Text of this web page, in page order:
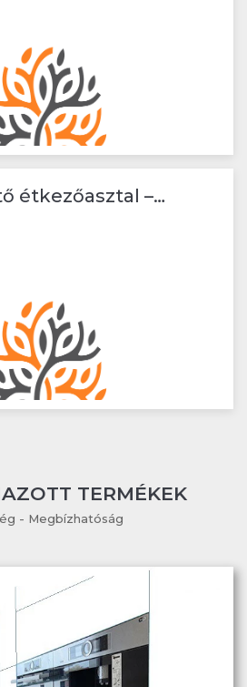
étkezőasztal –
TERMÉKEK
- Megbízhatóság